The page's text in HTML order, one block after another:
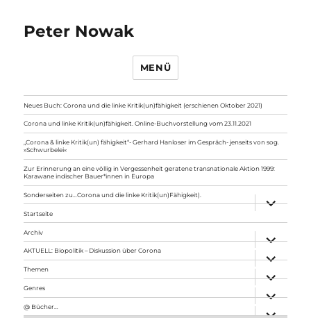
Peter Nowak
MENÜ
Neues Buch: Corona und die linke Kritik(un)fähigkeit (erschienen Oktober 2021)
Corona und linke Kritik(un)fähigkeit. Online-Buchvorstellung vom 23.11.2021
„Corona & linke Kritik(un) fähigkeit“- Gerhard Hanloser im Gespräch- jenseits von sog.
»Schwurbelei«
Zur Erinnerung an eine völlig in Vergessenheit geratene transnationale Aktion 1999:
Karawane indischer Bauer*innen in Europa
Sonderseiten zu…Corona und die linke Kritik(un)Fähigkeit).
anzeigen
Startseite
Archiv
anzeigen
AKTUELL: Biopolitik – Diskussion über Corona
anzeigen
Themen
anzeigen
Genres
anzeigen
@ Bücher…